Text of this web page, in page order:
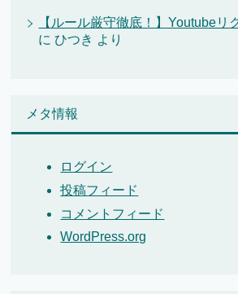
【ルール厳守徹底！】Youtubeリ
にひつき より
メタ情報
ログイン
投稿フィード
コメントフィード
WordPress.org